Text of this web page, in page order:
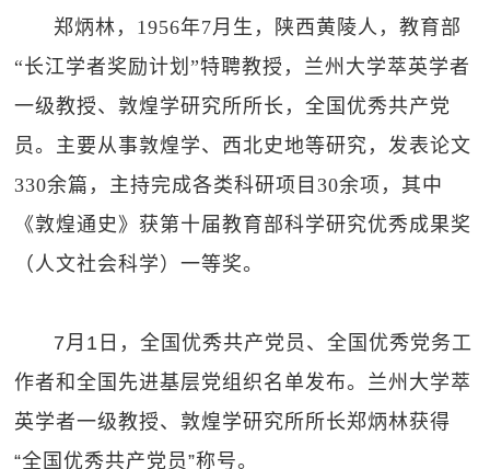
郑炳林，1956年7月生，陕西黄陵人，教育部
“长江学者奖励计划”特聘教授，兰州大学萃英学者
一级教授、敦煌学研究所所长，全国优秀共产党
员。主要从事敦煌学、西北史地等研究，发表论文
330余篇，主持完成各类科研项目30余项，其中
《敦煌通史》获第十届教育部科学研究优秀成果奖
（人文社会科学）一等奖。
7月1日，全国优秀共产党员、全国优秀党务工
作者和全国先进基层党组织名单发布。兰州大学萃
英学者一级教授、敦煌学研究所所长郑炳林获得
“全国优秀共产党员”称号。